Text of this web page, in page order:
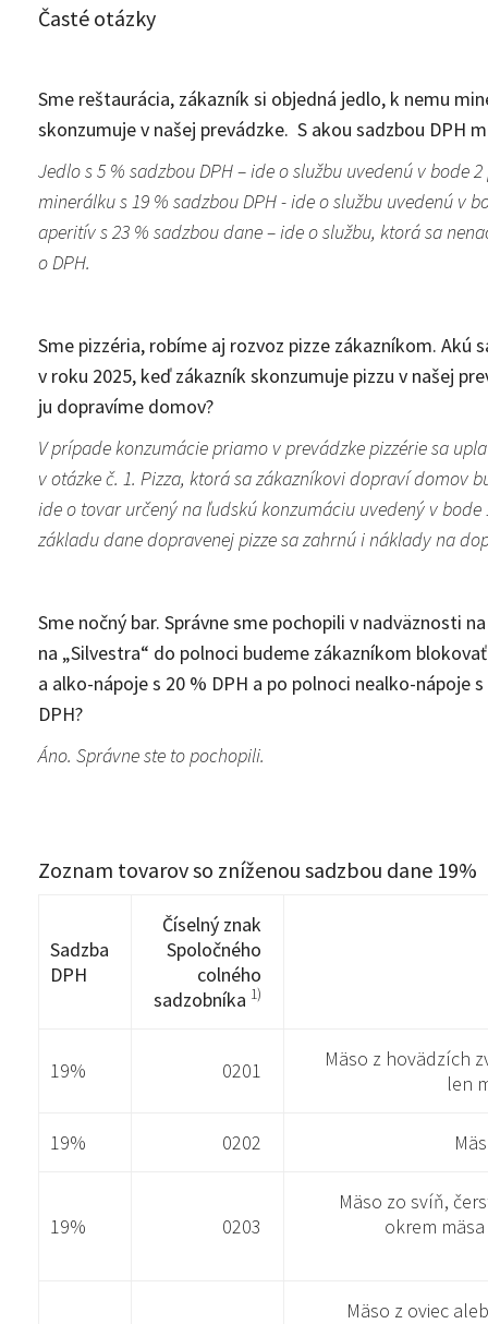
Časté otázky
Sme reštaurácia, zákazník si objedná jedlo, k nemu
skonzumuje v našej prevádzke. S akou sadzbou DPH
Jedlo s 5 % sadzbou DPH – ide o službu uvedenú v bode
minerálku s 19 % sadzbou DPH - ide o službu uvedenú v
aperitív s 23 % sadzbou dane – ide o službu, ktorá sa
o DPH.
Sme pizzéria, robíme aj rozvoz pizze zákazníkom. Akú
v roku 2025, keď zákazník skonzumuje pizzu v našej
ju dopravíme domov?
V prípade konzumácie priamo v prevádzke pizzérie sa
v otázke č. 1. Pizza, ktorá sa zákazníkovi dopraví domov
ide o tovar určený na ľudskú konzumáciu uvedený v bode
základu dane dopravenej pizze sa zahrnú i náklady na
Sme nočný bar. Správne sme pochopili v nadväznosti
na „Silvestra“ do polnoci budeme zákazníkom
a alko-nápoje s 20 % DPH a po polnoci nealko-nápoje
DPH?
Áno. Správne ste to pochopili.
Zoznam tovarov so zníženou sadzbou dane 19%
Sadzba
DPH
Číselný znak
Spoločného
colného
sadzobníka 1)
19% 0201
Mäso z hovädzích
len
19% 0202
19% 0203
Mäso zo svíň,
okrem
Mäso z oviec